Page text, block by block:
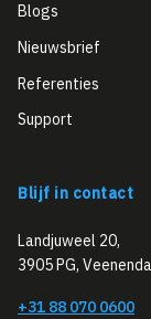
Blogs
Nieuwsbrief
Referenties
Support
Blijf in contact
Landjuweel 20,
3905 PG,
+31 88 070 0600